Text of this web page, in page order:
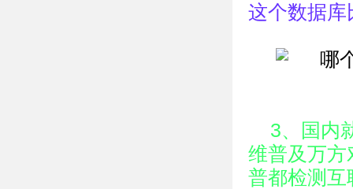
这个数据库
3、国内
维普及万方
普都检测互